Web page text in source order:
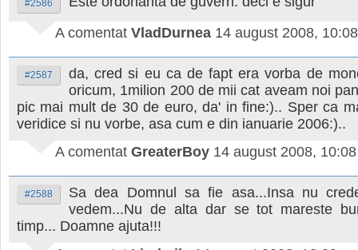
#2586
A comentat VladDurnea 14 august 2008, 10:08
#2587
da, cred si eu ca de fapt era vorba de
oricum, 1milion 200 de mii cat aveam noi
pic mai mult de 30 de euro, da' in fine:).. Sper ca
veridice si nu vorbe, asa cum e din ianuarie 2006:)..
A comentat GreaterBoy 14 august 2008, 10:08
#2588
Sa dea Domnul sa fie asa...Insa nu
vedem...Nu de alta dar se tot mareste
timp... Doamne ajuta!!!